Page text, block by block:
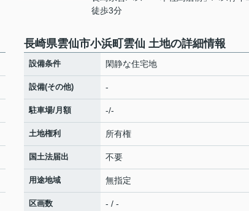
徒歩3分
長崎県雲仙市小浜町雲仙 土地の詳細情報
設備条件 閑静な住宅地
設備(その他) -
駐車場/月額 -/-
土地権利 所有権
国土法届出 不要
用途地域 無指定
区画数 - / -